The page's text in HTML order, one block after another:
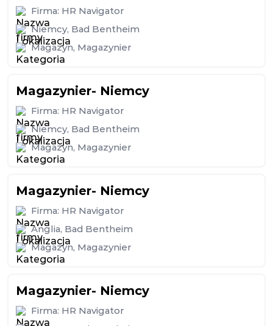
Firma: HR Navigator
Niemcy, Bad Bentheim
Magazyn, Magazynier
Magazynier- Niemcy
Firma: HR Navigator
Niemcy, Bad Bentheim
Magazyn, Magazynier
Magazynier- Niemcy
Firma: HR Navigator
Anglia, Bad Bentheim
Magazyn, Magazynier
Magazynier- Niemcy
Firma: HR Navigator